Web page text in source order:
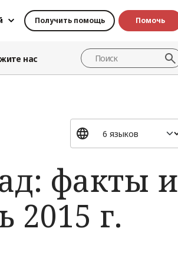
Получить помощь Помочь
нас
факты и
2015 г.